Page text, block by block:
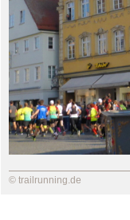
© trailrunning.de